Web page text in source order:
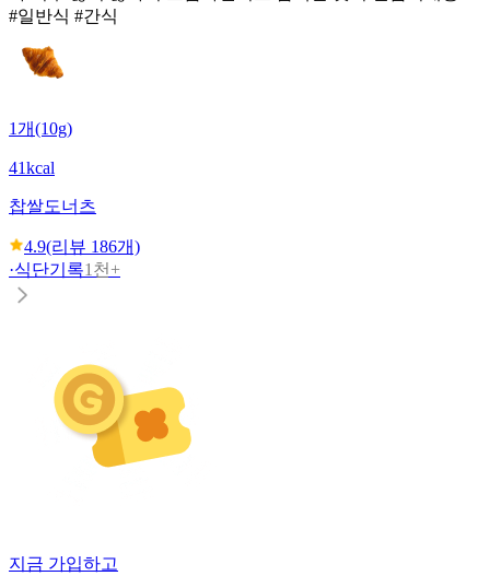
#일반식 #간식
1개(10g)
41kcal
찹쌀도너츠
4.9(리뷰 186개)
·식단기록1천+
지금 가입하고